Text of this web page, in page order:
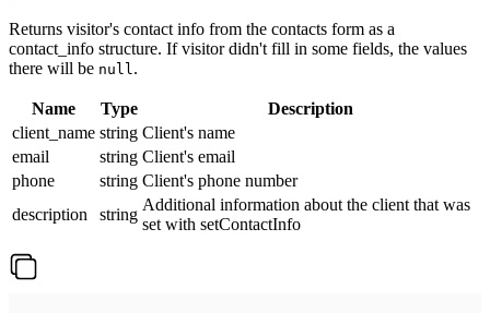
Returns visitor's contact info from the contacts form as a
contact_info structure. If visitor didn't fill in some fields, the values
there will be null.
Name Type
Description
client_name string Client's name
email
string Client's email
phone
string Client's phone number
description
string
Additional information about the client that was
set with setContactInfo